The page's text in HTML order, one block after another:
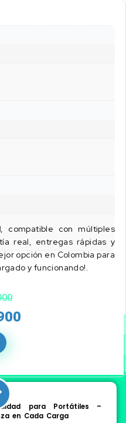
, compatible con múltiples
real, entregas rápidas y
opción en Colombia para
y funcionando!.
para Portátiles –
en Cada Carga